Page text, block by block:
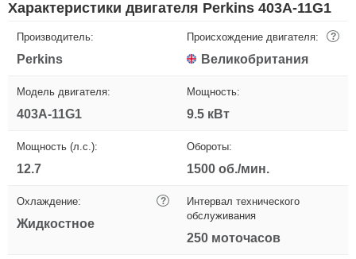
Характеристики двигателя Perkins 403A-11G1
Производитель:
Perkins
Происхождение двигателя: ?
Великобритания
Модель двигателя:
403A-11G1
Мощность:
9.5 кВт
Мощность (л.с.):
12.7
Обороты:
1500 об./мин.
Охлаждение: ?
Жидкостное
Интервал технического
обслуживания
250 моточасов